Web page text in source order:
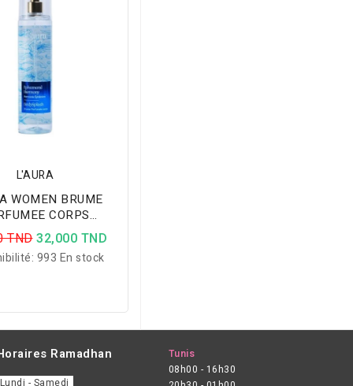
L'AURA
WOMEN BRUME
CORPS
HARMONY
250ML
TND32,000 TND
993 En stock
Ramadhan
Lundi - Samedi
Tunis
08h00 - 16h30